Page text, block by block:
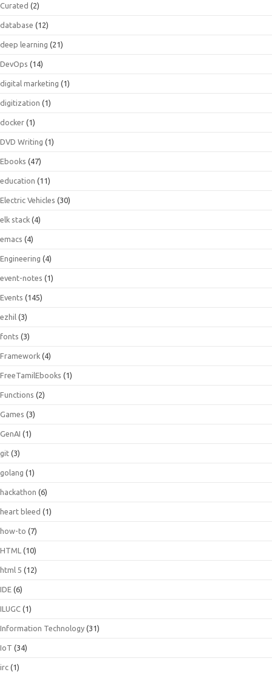
Curated (2)
database (12)
deep learning (21)
DevOps (14)
digital marketing (1)
digitization (1)
docker (1)
DVD Writing (1)
Ebooks (47)
education (11)
Electric Vehicles (30)
elk stack (4)
emacs (4)
Engineering (4)
event-notes (1)
Events (145)
ezhil (3)
fonts (3)
Framework (4)
FreeTamilEbooks (1)
Functions (2)
Games (3)
GenAI (1)
git (3)
golang (1)
hackathon (6)
heart bleed (1)
how-to (7)
HTML (10)
html 5 (12)
IDE (6)
ILUGC (1)
Information Technology (31)
IoT (34)
irc (1)